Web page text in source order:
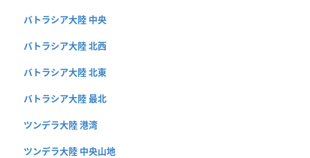
バトラシア大陸 中央
バトラシア大陸 北西
バトラシア大陸 北東
バトラシア大陸 最北
ツンデラ大陸 港湾
ツンデラ大陸 中央山地